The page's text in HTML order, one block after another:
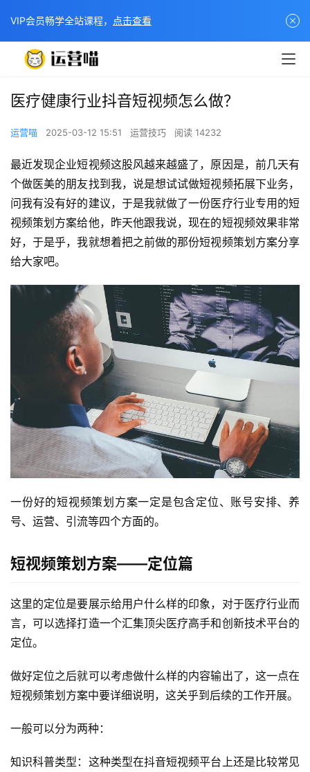
医疗健康行业抖音短视频怎么做？
运营喵 2025-03-12 15:51 运营技巧 阅读 14232
最近发现企业短视频这股风越来越盛了，原因是，前几天有
个做医美的朋友找到我，说是想试试做短视频拓展下业务，
问我有没有好的建议，于是我就做了一份医疗行业专用的短
视频策划方案给他，昨天他跟我说，现在的短视频效果非常
好，于是乎，我就想着把之前做的那份短视频策划方案分享
给大家吧。
一份好的短视频策划方案一定是包含定位、账号安排、养
号、运营、引流等四个方面的。
短视频策划方案——定位篇
这里的定位是要展示给用户什么样的印象，对于医疗行业而
言，可以选择打造一个汇集顶尖医疗高手和创新技术平台的
定位。
做好定位之后就可以考虑做什么样的内容输出了，这一点在
短视频策划方案中要详细说明，这关乎到后续的工作开展。
一般可以分为两种：
知识科普类型：这种类型在抖音短视频平台上还是比较常见
VIP会员畅学全站课程， 点击查看